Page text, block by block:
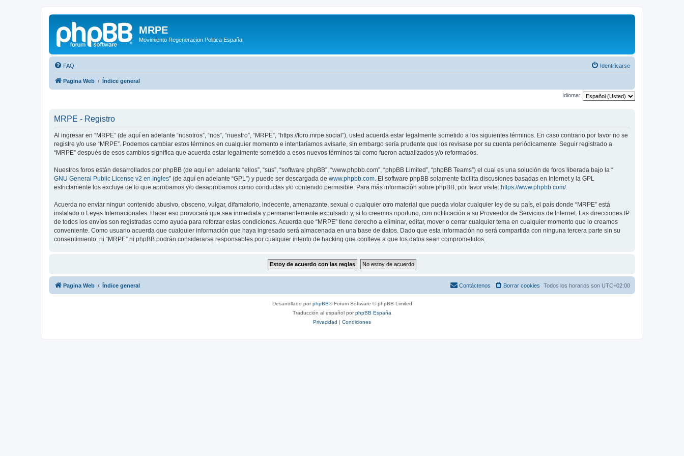
MRPE
Movimiento Regeneracion Politica España
FAQ Identificarse
Pagina Web Índice general
Idioma:
MRPE - Registro
Al ingresar en “MRPE” (de aquí en adelante “nosotros”, “nos”, “nuestro”, “MRPE”, “https://foro.mrpe.social”), usted acuerda estar legalmente sometido a los siguientes términos. En caso contrario por favor no se
registre y/o use “MRPE”. Podemos cambiar estos términos en cualquier momento e intentaríamos avisarle, sin embargo sería prudente que los revisase por su cuenta periódicamente. Seguir registrado a
“MRPE” después de esos cambios significa que acuerda estar legalmente sometido a esos nuevos términos tal como fueron actualizados y/o reformados.
Nuestros foros están desarrollados por phpBB (de aquí en adelante “ellos”, “sus”, “software phpBB”, “www.phpbb.com”, “phpBB Limited”, “phpBB Teams”) el cual es una solución de foros liberada bajo la “
GNU General Public License v2 en Ingles” (de aquí en adelante “GPL”) y puede ser descargada de www.phpbb.com. El software phpBB solamente facilita discusiones basadas en Internet y la GPL
estrictamente los excluye de lo que aprobamos y/o desaprobamos como conductas y/o contenido permisible. Para más información sobre phpBB, por favor visite: https://www.phpbb.com/.
Acuerda no enviar ningun contenido abusivo, obsceno, vulgar, difamatorio, indecente, amenazante, sexual o cualquier otro material que pueda violar cualquier ley de su país, el país donde “MRPE” está
instalado o Leyes Internacionales. Hacer eso provocará que sea inmediata y permanentemente expulsado y, si lo creemos oportuno, con notificación a su Proveedor de Servicios de Internet. Las direcciones IP
de todos los envíos son registradas como ayuda para reforzar estas condiciones. Acuerda que “MRPE” tiene derecho a eliminar, editar, mover o cerrar cualquier tema en cualquier momento que lo creamos
conveniente. Como usuario acuerda que cualquier información que haya ingresado será almacenada en una base de datos. Dado que esta información no será compartida con ninguna tercera parte sin su
consentimiento, ni “MRPE” ni phpBB podrán considerarse responsables por cualquier intento de hacking que conlleve a que los datos sean comprometidos.
Pagina Web Índice general Todos los horarios son UTC+02:00
Borrar cookies
Contáctenos
Desarrollado porphpBB® Forum Software © phpBB Limited
Traducción al español porphpBB España
Privacidad | Condiciones